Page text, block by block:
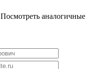
Посмотреть аналогичные